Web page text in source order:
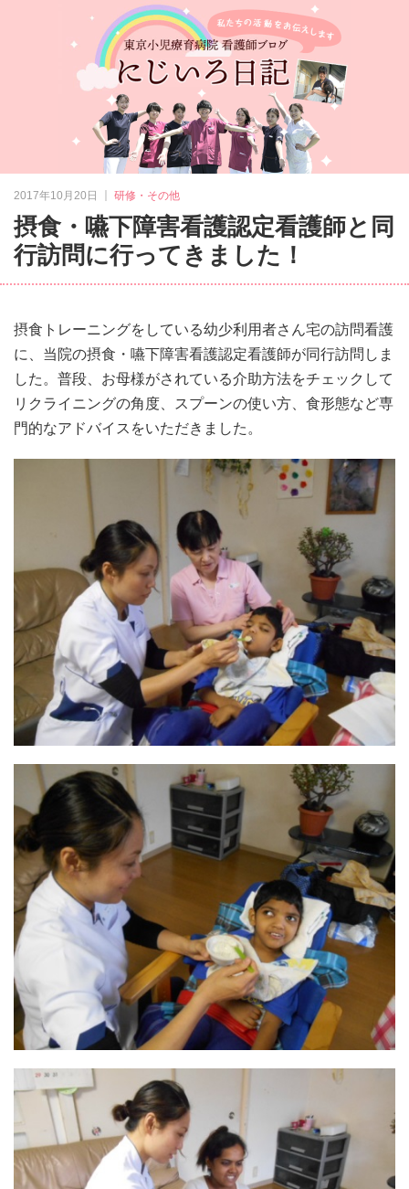
2017年10月20日 研修・その他
摂食・嚥下障害看護認定看護師と同
行訪問に行ってきました！
摂食トレーニングをしている幼少利用者さん宅の訪問看護
に、当院の摂食・嚥下障害看護認定看護師が同行訪問しま
した。普段、お母様がされている介助方法をチェックして
リクライニングの角度、スプーンの使い方、食形態など専
門的なアドバイスをいただきました。